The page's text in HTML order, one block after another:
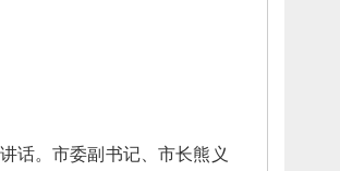
话。市委副书记、市长熊义